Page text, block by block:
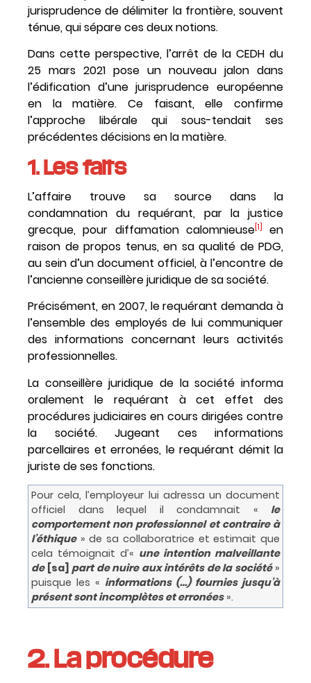
jurisprudence de délimiter la frontière, souvent
ténue, qui sépare ces deux notions.
Dans cette perspective, l’arrêt de la CEDH du
25 mars 2021 pose un nouveau jalon dans
l’édification d’une jurisprudence européenne
en la matière. Ce faisant, elle confirme
l’approche libérale qui sous-tendait ses
précédentes décisions en la matière.
1. Les faits
L’affaire trouve sa source dans la
condamnation du requérant, par la justice
grecque, pour diffamation calomnieuse[1]
en
raison de propos tenus, en sa qualité de PDG,
au sein d’un document officiel, à l’encontre de
l’ancienne conseillère juridique de sa société.
Précisément, en 2007, le requérant demanda à
l’ensemble des employés de lui communiquer
des informations concernant leurs activités
professionnelles.
La conseillère juridique de la société informa
oralement le requérant à cet effet des
procédures judiciaires en cours dirigées contre
la société. Jugeant ces informations
parcellaires et erronées, le requérant démit la
juriste de ses fonctions.
Pour cela, l’employeur lui adressa un document
officiel dans lequel il condamnait « le
comportement non professionnel et contraire à
l’éthique» de sa collaboratrice et estimait que
cela témoignait d’« une intention malveillante
de[sa] part de nuire aux intérêts de la société»
puisque les « informations (…) fournies jusqu’à
présent sont incomplètes et erronées».
2. La procédure